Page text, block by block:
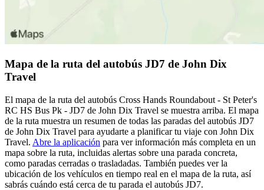
Mapa de la ruta del autobús JD7 de John Dix
Travel
El mapa de la ruta del autobús Cross Hands Roundabout - St Peter's
RC HS Bus Pk - JD7 de John Dix Travel se muestra arriba. El mapa
de la ruta muestra un resumen de todas las paradas del autobús JD7
de John Dix Travel para ayudarte a planificar tu viaje con John Dix
Travel. Abre la aplicación para ver información más completa en un
mapa sobre la ruta, incluidas alertas sobre una parada concreta,
como paradas cerradas o trasladadas. También puedes ver la
ubicación de los vehículos en tiempo real en el mapa de la ruta, así
sabrás cuándo está cerca de tu parada el autobús JD7.